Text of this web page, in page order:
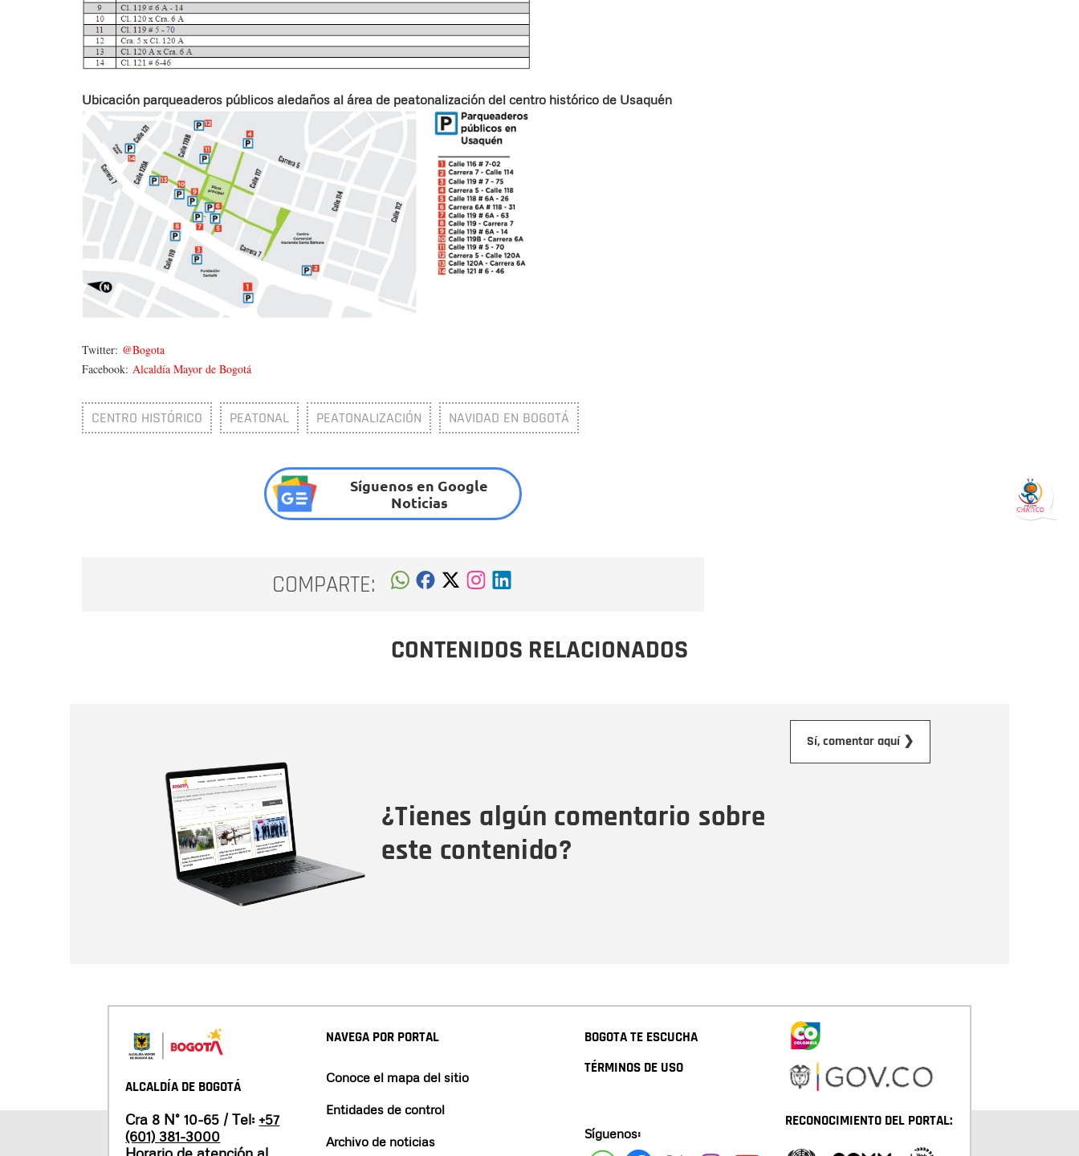
Ubicación parqueaderos públicos aledaños al área de peatonalización del centro histórico de Usaquén
Twitter: @Bogota
Facebook: Alcaldía Mayor de Bogotá
CENTRO HISTÓRICO PEATONAL PEATONALIZACIÓN NAVIDAD EN BOGOTÁ
Síguenos en Google
Noticias
COMPARTE:
CONTENIDOS RELACIONADOS
¿Tienes algún comentario sobre
este contenido?
Sí, comentar aquí ❯
ALCALDÍA DE BOGOTÁ
Cra 8 N° 10-65 / Tel: +57
(601) 381-3000
NAVEGA POR PORTAL
Conoce el mapa del sitio
Entidades de control
Archivo de noticias
BOGOTA TE ESCUCHA
TÉRMINOS DE USO
Síguenos:
RECONOCIMIENTO DEL PORTAL: